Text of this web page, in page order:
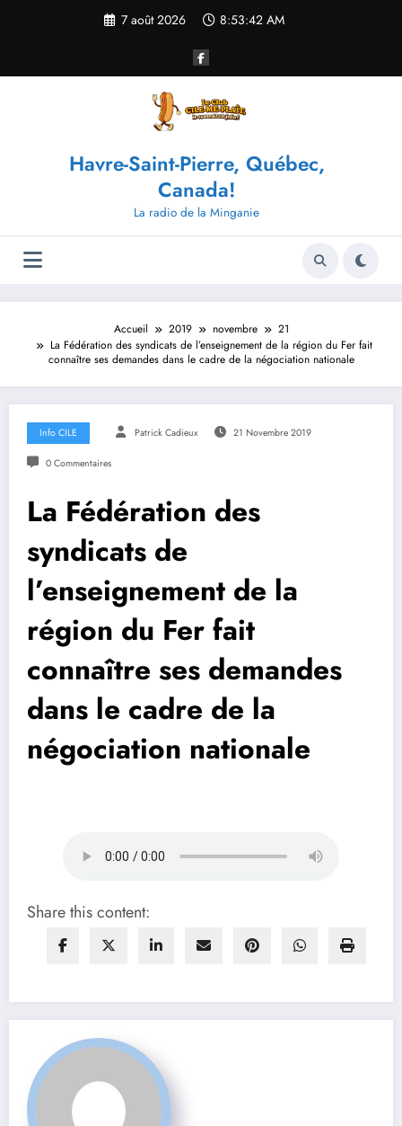
7 août 2026 8:53:42 AM
Havre-Saint-Pierre, Québec,
Canada!
La radio de la Minganie
Accueil 2019 novembre
21
La Fédération des syndicats de l’enseignement de la région du Fer fait
connaître ses demandes dans le cadre de la négociation nationale
Info CILE Patrick Cadieux 21 Novembre 2019
0 Commentaires
La Fédération des
syndicats de
l’enseignement de la
région du Fer fait
connaître ses demandes
dans le cadre de la
négociation nationale
Share this content: